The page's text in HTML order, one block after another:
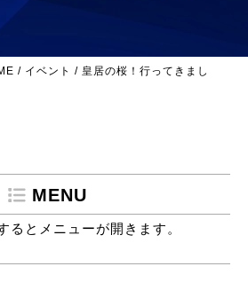
/ イベント / 皇居の桜！行ってきまし
MENU
るとメニューが開きます。